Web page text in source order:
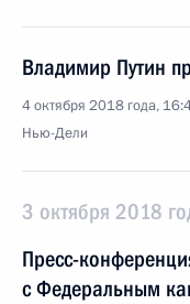
Владимир Путин
4 октября 2018 года,
Нью-Дели
3 октября 2018
Пресс-
с Федеральным